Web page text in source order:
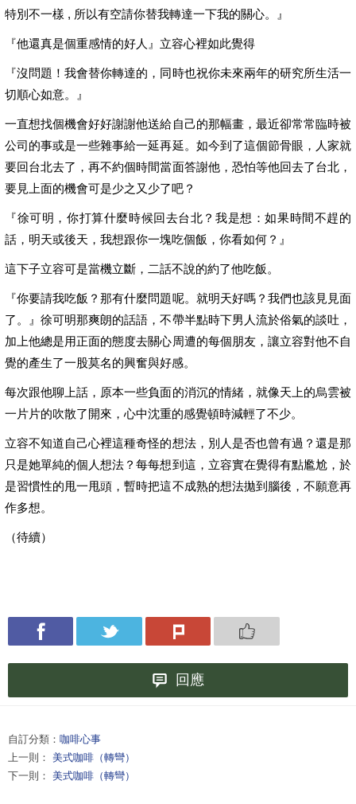
特別不一樣 , 所以有空請你替我轉達一下我的關心。』
『他還真是個重感情的好人』立容心裡如此覺得
『沒問題！我會替你轉達的，同時也祝你未來兩年的研究所生活一
切順心如意。』
一直想找個機會好好謝謝他送給自己的那幅畫，最近卻常常臨時被
公司的事或是一些雜事給一延再延。如今到了這個節骨眼，人家就
要回台北去了，再不約個時間當面答謝他，恐怕等他回去了台北，
要見上面的機會可是少之又少了吧？
『徐可明，你打算什麼時候回去台北？我是想：如果時間不趕的
話，明天或後天，我想跟你一塊吃個飯，你看如何？』
這下子立容可是當機立斷，二話不說的約了他吃飯。
『你要請我吃飯？那有什麼問題呢。就明天好嗎？我們也該見見面
了。』徐可明那爽朗的話語，不帶半點時下男人流於俗氣的談吐，
加上他總是用正面的態度去關心周遭的每個朋友，讓立容對他不自
覺的產生了一股莫名的興奮與好感。
每次跟他聊上話，原本一些負面的消沉的情緒，就像天上的烏雲被
一片片的吹散了開來，心中沈重的感覺頓時減輕了不少。
立容不知道自己心裡這種奇怪的想法，別人是否也曾有過？還是那
只是她單純的個人想法？每每想到這，立容實在覺得有點尷尬，於
是習慣性的甩一甩頭，暫時把這不成熟的想法拋到腦後，不願意再
作多想。
（待續）
回應
自訂分類： 咖啡心事
上一則： 美式咖啡（轉彎）
下一則： 美式咖啡（轉彎）